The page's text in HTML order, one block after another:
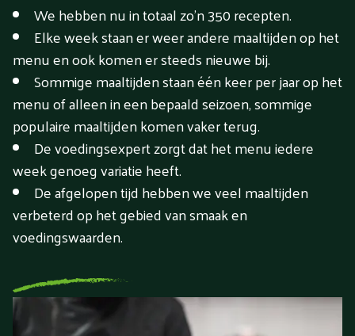
We hebben nu in totaal zo’n 350 recepten.
Elke week staan er weer andere maaltijden op het
menu en ook komen er steeds nieuwe bij.
Sommige maaltijden staan één keer per jaar op het
menu of alleen in een bepaald seizoen, sommige
populaire maaltijden komen vaker terug.
De voedingsexpert zorgt dat het menu iedere
week genoeg variatie heeft.
De afgelopen tijd hebben we veel maaltijden
verbeterd op het gebied van smaak en
voedingswaarden.